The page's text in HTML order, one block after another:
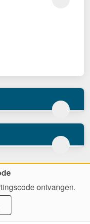
ontvangen.